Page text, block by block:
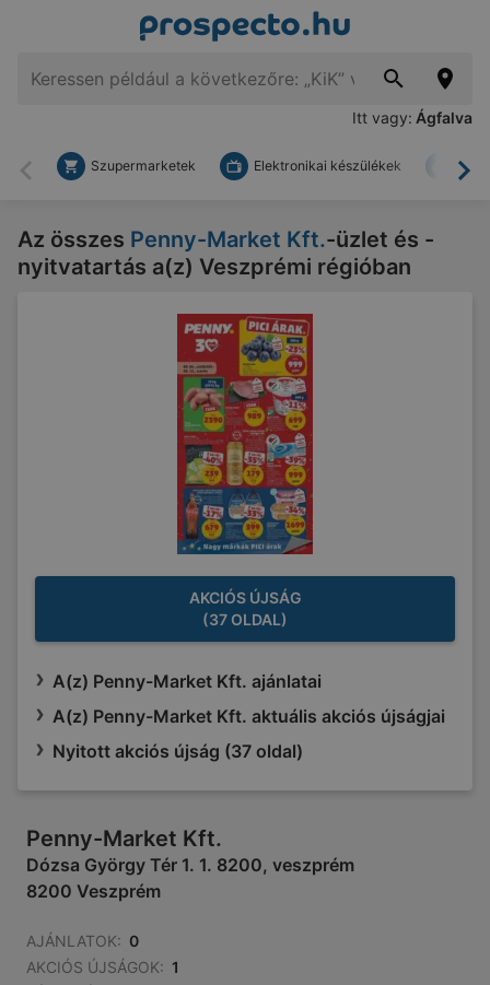
Itt vagy: Ágfalva
Vissza
Szupermarketek Elektronikai készülékek
Az összes Penny-Market Kft.-üzlet és -
nyitvatartás a(z) Veszprémi régióban
AKCIÓS ÚJSÁG
(37 OLDAL)
A(z) Penny-Market Kft. ajánlatai
A(z) Penny-Market Kft. aktuális akciós újságjai
Nyitott akciós újság (37 oldal)
Penny-Market Kft.
Dózsa György Tér 1. 1. 8200, veszprém
8200 Veszprém
AJÁNLATOK: 0
AKCIÓS ÚJSÁGOK: 1